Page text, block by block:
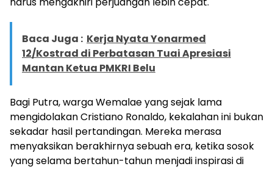
Baca Juga : Kerja Nyata Yonarmed
12/Kostrad di Perbatasan Tuai Apresiasi
Mantan Ketua PMKRI Belu
Bagi Putra, warga Wemalae yang sejak lama
mengidolakan Cristiano Ronaldo, kekalahan ini bukan
sekadar hasil pertandingan. Mereka merasa
menyaksikan berakhirnya sebuah era, ketika sosok
yang selama bertahun-tahun menjadi inspirasi di